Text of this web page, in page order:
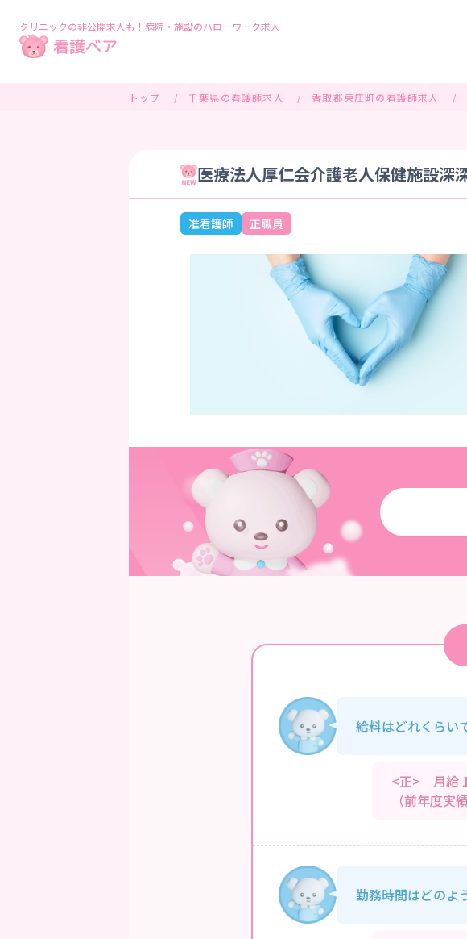
クリニックの非公開求人も！病院・施設のハローワーク求人
トップ 千葉県の看護師求人 香取郡東庄町の看護師求人
医療法人厚仁会介護老人保健施設深
准看護師 正職員
給料はどれくらい
<正> 月給
（前年度実績
勤務時間はどのよ